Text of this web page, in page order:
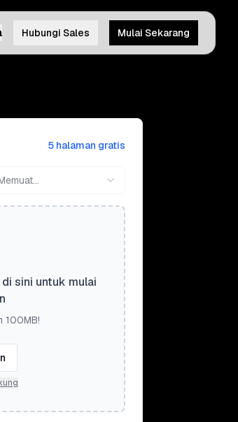
Hubungi Sales Mulai Sekarang
5 halaman gratis
sini untuk mulai
100MB!